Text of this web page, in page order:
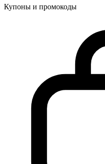
Купоны и промокоды